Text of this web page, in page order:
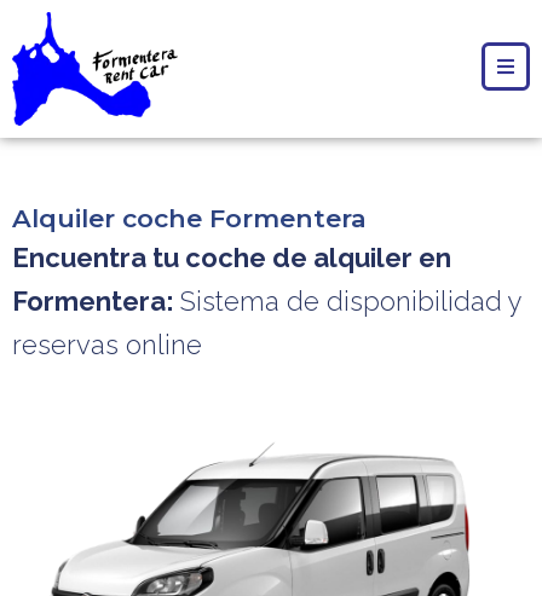
Alquiler coche Formentera
Encuentra tu coche de alquiler en
Formentera: Sistema de disponibilidad y
reservas online